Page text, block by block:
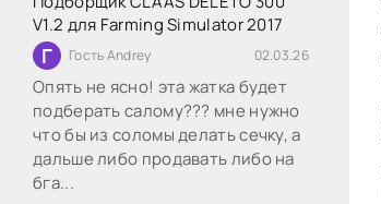
V1.2 для Farming Simulator 2017
Г Гость Andrey 02.03.26
Опять не ясно! эта жатка будет
подберать салому??? мне нужно
что бы из соломы делать сечку, а
дальше либо продавать либо на
бга...